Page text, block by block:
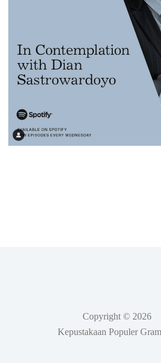
Copyright © 2026
Kepustakaan Populer